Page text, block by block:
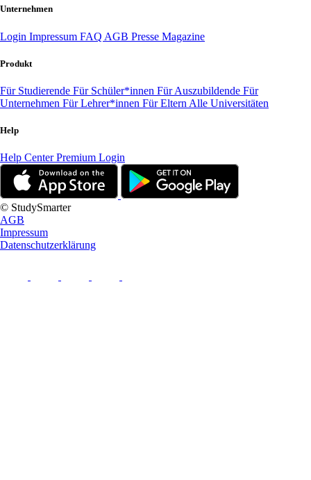
Unternehmen
Login Impressum FAQ AGB Presse Magazine
Produkt
Für Studierende Für Schüler*innen Für Auszubildende Für
Unternehmen Für Lehrer*innen Für Eltern Alle Universitäten
Help
Help CenterPremium Login
© StudySmarter
AGB
Impressum
Datenschutzerklärung